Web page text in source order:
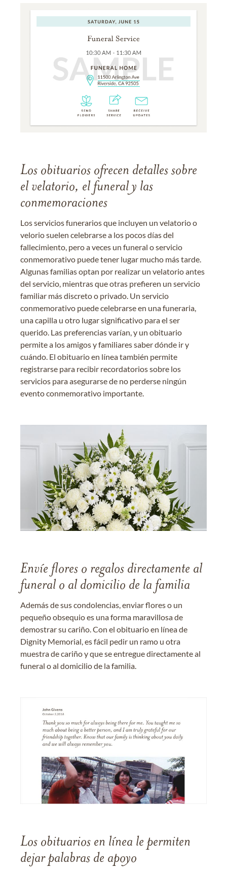
Los obituarios ofrecen detalles sobre
el velatorio, el funeral y las
conmemoraciones
Los servicios funerarios que incluyen un velatorio o
velorio suelen celebrarse a los pocos días del
fallecimiento, pero a veces un funeral o servicio
conmemorativo puede tener lugar mucho más tarde.
Algunas familias optan por realizar un velatorio antes
del servicio, mientras que otras prefieren un servicio
familiar más discreto o privado. Un servicio
conmemorativo puede celebrarse en una funeraria,
una capilla u otro lugar significativo para el ser
querido. Las preferencias varían, y un obituario
permite a los amigos y familiares saber dónde ir y
cuándo. El obituario en línea también permite
registrarse para recibir recordatorios sobre los
servicios para asegurarse de no perderse ningún
evento conmemorativo importante.
Envíe flores o regalos directamente al
funeral o al domicilio de la familia
Además de sus condolencias, enviar flores o un
pequeño obsequio es una forma maravillosa de
demostrar su cariño. Con el obituario en línea de
Dignity Memorial, es fácil pedir un ramo u otra
muestra de cariño y que se entregue directamente al
funeral o al domicilio de la familia.
Los obituarios en línea le permiten
dejar palabras de apoyo